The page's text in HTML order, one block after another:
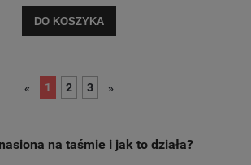
DO KOSZYKA
« 1 2 3 »
na taśmie i jak to działa?